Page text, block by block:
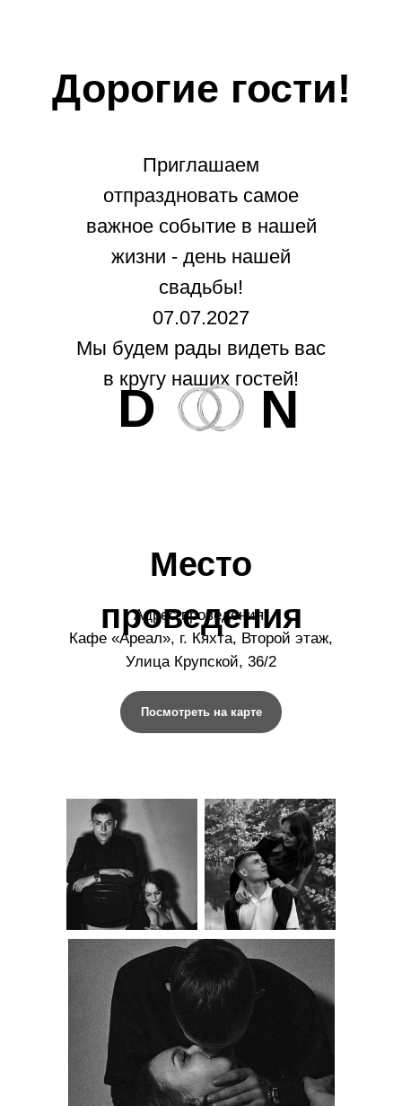
Дорогие гости!
Приглашаем
отпраздновать самое
важное событие в нашей
жизни - день нашей
свадьбы!
07.07.2027
Мы будем рады видеть вас
в кругу наших гостей!
D N
Место
проведения
Адрес проведения:
Кафе «Ареал», г. Кяхта, Второй этаж,
Улица Крупской, 36/2
Посмотреть на карте